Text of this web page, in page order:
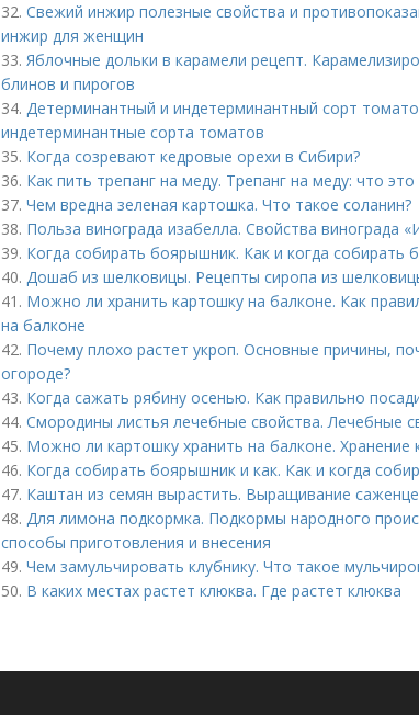
32. Свежий инжир полезные свойства и
инжир для женщин
33. Яблочные дольки в карамели рецепт.
блинов и пирогов
34. Детерминантный и индетерминантный сорт
индетерминантные сорта томатов
35. Когда созревают кедровые орехи в Сибири?
36. Как пить трепанг на меду. Трепанг на меду: что это
37. Чем вредна зеленая картошка. Что такое соланин?
38. Польза винограда изабелла. Свойства винограда
39. Когда собирать боярышник. Как и когда собирать
40. Дошаб из шелковицы. Рецепты сиропа из
41. Можно ли хранить картошку на балконе. Как
на балконе
42. Почему плохо растет укроп. Основные причины,
огороде?
43. Когда сажать рябину осенью. Как правильно
44. Смородины листья лечебные свойства. Лечебные
45. Можно ли картошку хранить на балконе. Хранение
46. Когда собирать боярышник и как. Как и когда
47. Каштан из семян вырастить. Выращивание
48. Для лимона подкормка. Подкормы народного
способы приготовления и внесения
49. Чем замульчировать клубнику. Что такое
50. В каких местах растет клюква. Где растет клюква